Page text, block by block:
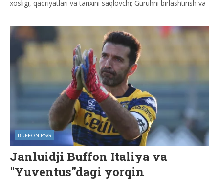
xosligi, qadriyatlari va tarixini saqlovchi; Guruhni birlashtirish va
BUFFON PSG
Janluidji Buffon Italiya va
"Yuventus"dagi yorqin